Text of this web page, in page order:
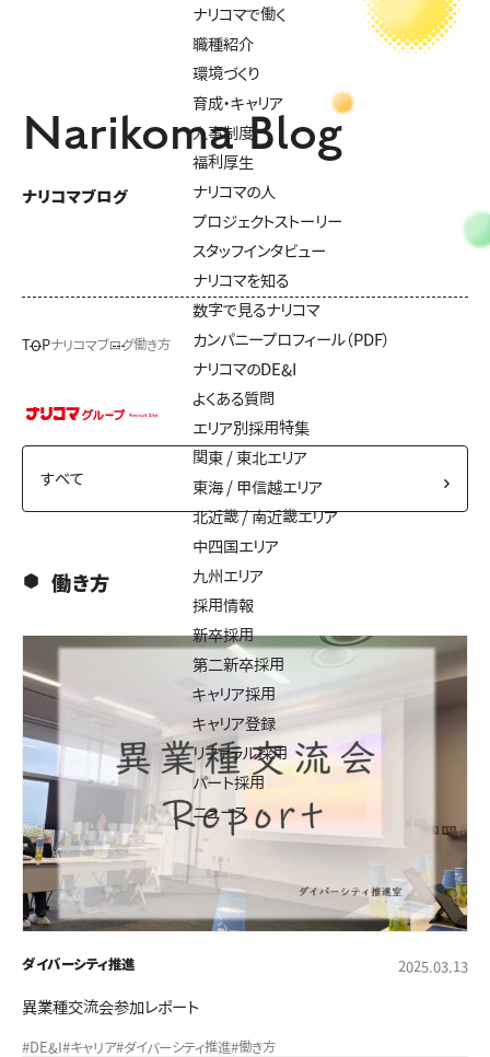
ナリコマで働く
職種紹介
環境づくり
育成・キャリア
人事制度
福利厚生
ナリコマの人
プロジェクトストーリー
スタッフインタビュー
ナリコマを知る
数字で見るナリコマ
カンパニープロフィール（PDF）
ナリコマのDE&I
よくある質問
エリア別採用特集
関東 / 東北エリア
東海 / 甲信越エリア
北近畿 / 南近畿エリア
中四国エリア
九州エリア
採用情報
新卒採用
第二新卒採用
キャリア採用
キャリア登録
リファラル採用
パート採用
ニュース
Narikoma Blog
ナリコマブログ
TOPナリコマブログ働き方
働き方
ダイバーシティ推進 2025.03.13
異業種交流会参加レポート
#DE&I #キャリア#ダイバーシティ推進#働き方